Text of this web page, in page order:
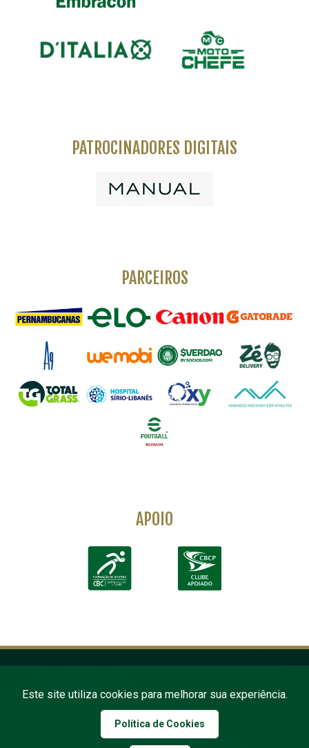
PATROCINADORES DIGITAIS
PARCEIROS
APOIO
Este site utiliza cookies para melhorar sua experiência.
Política de Cookies